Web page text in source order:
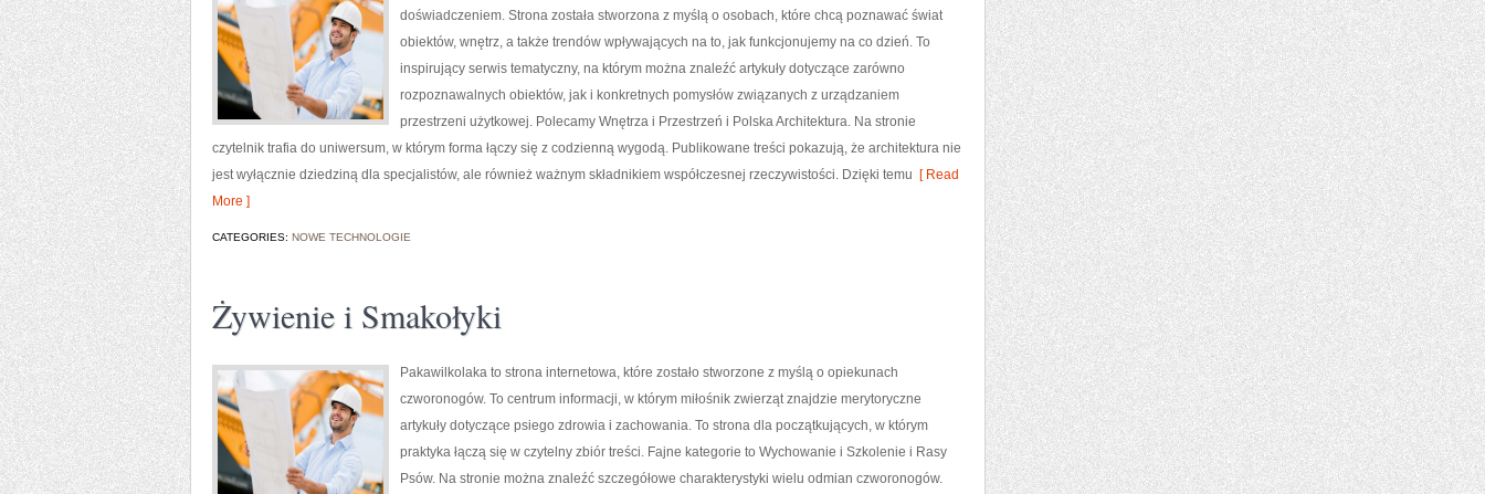
doświadczeniem. Strona została stworzona z myślą o osobach, które chcą poznawać świat
obiektów, wnętrz, a także trendów wpływających na to, jak funkcjonujemy na co dzień. To
inspirujący serwis tematyczny, na którym można znaleźć artykuły dotyczące zarówno
rozpoznawalnych obiektów, jak i konkretnych pomysłów związanych z urządzaniem
przestrzeni użytkowej. Polecamy Wnętrza i Przestrzeń i Polska Architektura. Na stronie
czytelnik trafia do uniwersum, w którym forma łączy się z codzienną wygodą. Publikowane treści pokazują, że architektura nie
jest wyłącznie dziedziną dla specjalistów, ale również ważnym składnikiem współczesnej rzeczywistości. Dzięki temu [ Read
More ]
CATEGORIES: NOWE TECHNOLOGIE
Żywienie i Smakołyki
Pakawilkolaka to strona internetowa, które zostało stworzone z myślą o opiekunach
czworonogów. To centrum informacji, w którym miłośnik zwierząt znajdzie merytoryczne
artykuły dotyczące psiego zdrowia i zachowania. To strona dla początkujących, w którym
praktyka łączą się w czytelny zbiór treści. Fajne kategorie to Wychowanie i Szkolenie i Rasy
Psów. Na stronie można znaleźć szczegółowe charakterystyki wielu odmian czworonogów.